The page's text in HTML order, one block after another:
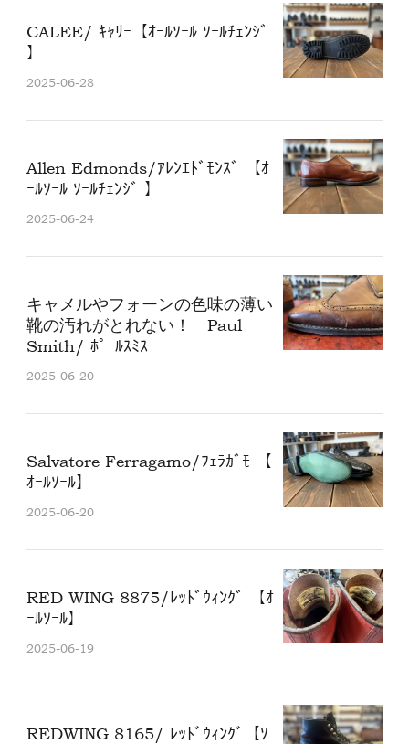
CALEE/ ｷｬﾘｰ【ｵｰﾙｿｰﾙ ｿｰﾙﾁｪﾝｼﾞ
】
2025-06-28
Allen Edmonds/ｱﾚﾝｴﾄﾞﾓﾝｽﾞ 【ｵ
ｰﾙｿｰﾙ ｿｰﾙﾁｪﾝｼﾞ 】
2025-06-24
キャメルやフォーンの色味の薄い
靴の汚れがとれない！ Paul
Smith/ ﾎﾟｰﾙｽﾐｽ
2025-06-20
Salvatore Ferragamo/ﾌｪﾗｶﾞﾓ 【
ｵｰﾙｿｰﾙ】
2025-06-20
RED WING 8875/ﾚｯﾄﾞｳｨﾝｸﾞ 【ｵ
ｰﾙｿｰﾙ】
2025-06-19
REDWING 8165/ ﾚｯﾄﾞｳｨﾝｸﾞ【ｿ